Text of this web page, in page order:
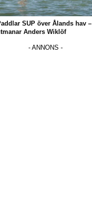
SUP över Ålands hav –
Anders Wiklöf